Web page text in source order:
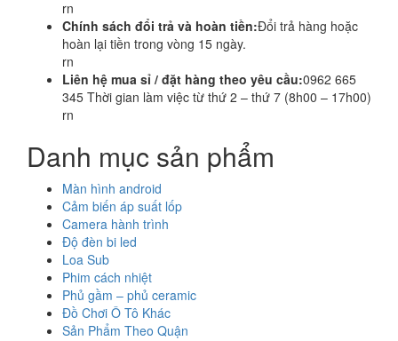
rn
Chính sách đổi trả và hoàn tiền:Đổi trả hàng hoặc
hoàn lại tiền trong vòng 15 ngày.
rn
Liên hệ mua sỉ / đặt hàng theo yêu cầu:0962 665
345 Thời gian làm việc từ thứ 2 – thứ 7 (8h00 – 17h00)
rn
Danh mục sản phẩm
Màn hình android
Cảm biến áp suất lốp
Camera hành trình
Độ đèn bi led
Loa Sub
Phim cách nhiệt
Phủ gầm – phủ ceramic
Đồ Chơi Ô Tô Khác
Sản Phẩm Theo Quận